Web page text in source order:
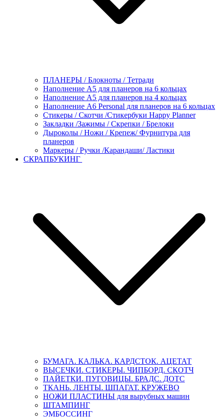
ПЛАНЕРЫ / Блокноты / Тетради
Наполнение А5 для планеров на 6 кольцах
Наполнение А5 для планеров на 4 кольцах
Наполнение А6 Personal для планеров на 6 кольцах
Стикеры / Скотчи /Стикербуки Happy Planner
Закладки /Зажимы / Скрепки / Брелоки
Дыроколы / Ножи / Крепеж/ Фурнитура для
планеров
Маркеры / Ручки /Карандаши/ Ластики
СКРАПБУКИНГ
БУМАГА. КАЛЬКА. КАРДСТОК. АЦЕТАТ
ВЫСЕЧКИ. СТИКЕРЫ. ЧИПБОРД. СКОТЧ
ПАЙЕТКИ. ПУГОВИЦЫ. БРАДС. ДОТС
ТКАНЬ. ЛЕНТЫ. ШПАГАТ. КРУЖЕВО
НОЖИ ПЛАСТИНЫ для вырубных машин
ШТАМПИНГ
ЭМБОССИНГ